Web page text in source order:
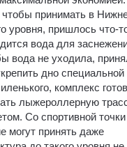
чтобы принимать в
уровня, пришлось что-
вода для
вода не уходила,
дно специальной
комплекс
лыжероллерную
Со спортивной точки
могут принять даже